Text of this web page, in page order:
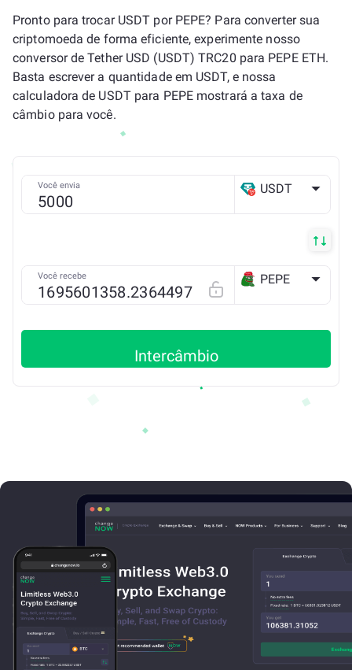
Pronto para trocar USDT por PEPE? Para converter sua
criptomoeda de forma eficiente, experimente nosso
conversor de Tether USD (USDT) TRC20 para PEPE ETH.
Basta escrever a quantidade em USDT, e nossa
calculadora de USDT para PEPE mostrará a taxa de
câmbio para você.
Você envia USDT
Você recebe PEPE
Intercâmbio